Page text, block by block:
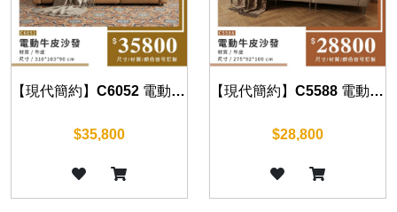
【現代簡約】C6052 電動牛皮沙發
$35,800
【現代簡約】C5588 電動牛皮沙發
$28,800